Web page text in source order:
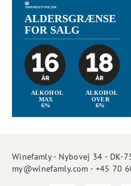
Winefamly - Nybovej 34 - DK-
my@winefamly.com - +45 70